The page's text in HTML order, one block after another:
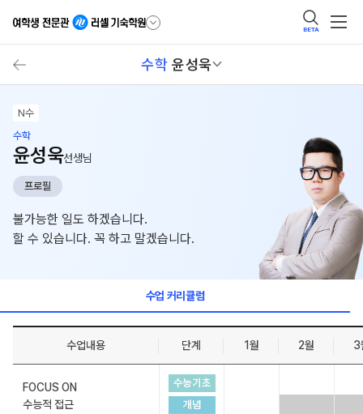
BETA
수학 윤성욱
N수
수학
윤성욱선생님
프로필
불가능한 일도 하겠습니다.
할 수 있습니다. 꼭 하고 말겠습니다.
수업 커리큘럼
수업내용 단계 1월 2월 3
FOCUS ON
수능적 접근